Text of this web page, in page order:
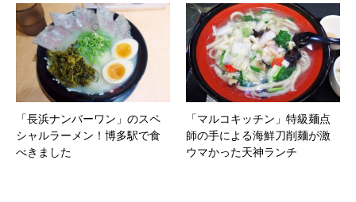
「長浜ナンバーワン」のスペ
シャルラーメン！博多駅で食
べきました
「マルコキッチン」特級麺点
師の手による海鮮刀削麺が激
ウマかった天神ランチ